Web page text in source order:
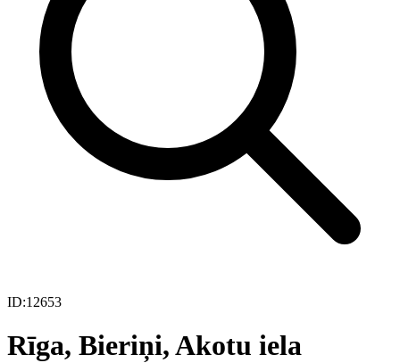
ID:12653
Rīga, Bieriņi, Akotu iela